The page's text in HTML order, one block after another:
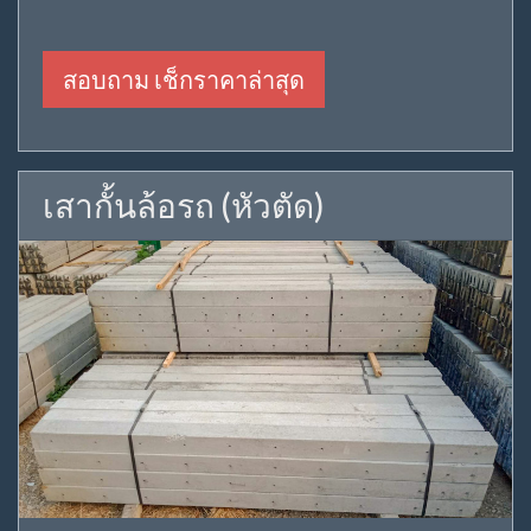
สอบถาม เช็กราคาล่าสุด
เสากั้นล้อรถ (หัวตัด)